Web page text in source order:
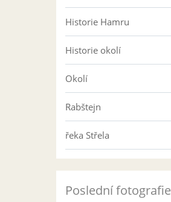
Historie Hamru
Historie okolí
Okolí
Rabštejn
řeka Střela
Poslední fotografie